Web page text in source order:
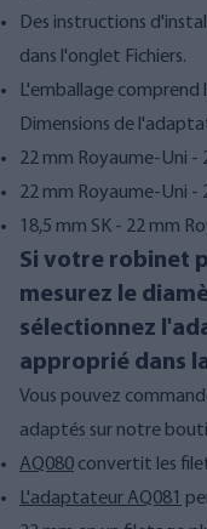
Des instructions
dans l'onglet Fichiers.
L'emballage
Dimensions de
22 mm Royaume-Uni -
22 mm Royaume-Uni -
18,5 mm SK - 22 mm
Si votre robinet
mesurez le
sélectionnez
approprié dans
Vous pouvez
adaptés sur notre
AQ080 convertit les
L'adaptateur AQ081